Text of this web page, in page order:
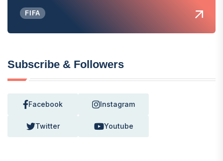
FIFA
Subscribe & Followers
Facebook Instagram
Twitter Youtube